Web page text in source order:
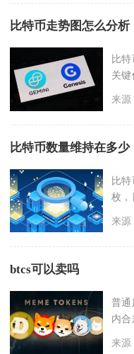
比特币走势图怎么分析
比
关
观”
来源
比特币数量维持在多少
比
枚，
来源
btcs可以卖吗
普通
内
来源